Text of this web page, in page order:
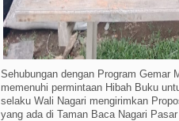
Sehubungan dengan Program Gemar
memenuhi permintaan Hibah Buku
selaku Wali Nagari mengirimkan
yang ada di Taman Baca Nagari